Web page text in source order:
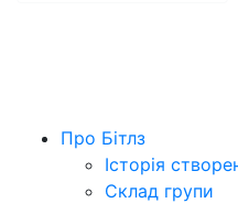
Про Бітлз
Історія
Склад групи